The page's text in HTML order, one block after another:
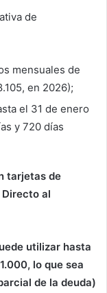
de
mensuales de
en 2026);
el 31 de enero
y 720 días
tarjetas de
al
utilizar hasta
lo que sea
de la deuda)